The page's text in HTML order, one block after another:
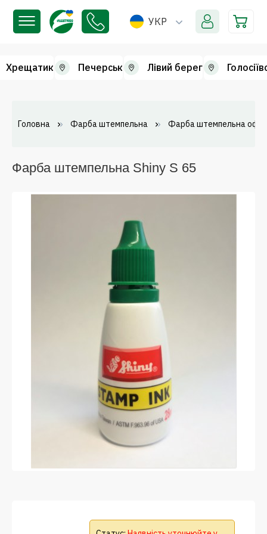
УКР
Хрещатик Печерськ Лівий берег
Головна Фарба штемпельна Фарба штемпельна
Фарба штемпельна Shiny S 65